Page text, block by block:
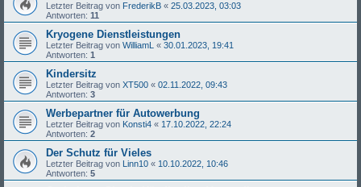
Letzter Beitrag von FrederikB « 25.03.2023, 03:03
Antworten: 11
Kryogene Dienstleistungen
Letzter Beitrag von WilliamL « 30.01.2023, 19:41
Antworten: 1
Kindersitz
Letzter Beitrag von XT500 « 02.11.2022, 09:43
Antworten: 3
Werbepartner für Autowerbung
Letzter Beitrag von Konsti4 « 17.10.2022, 22:24
Antworten: 2
Der Schutz für Vieles
Letzter Beitrag von Linn10 « 10.10.2022, 10:46
Antworten: 5